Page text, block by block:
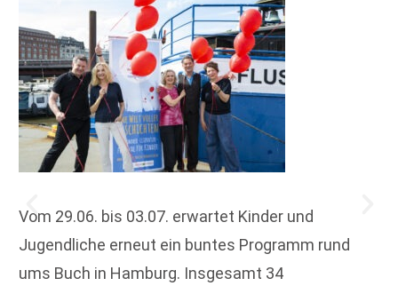
Vom 29.06. bis 03.07. erwartet Kinder und
Jugendliche erneut ein buntes Programm rund
ums Buch in Hamburg. Insgesamt 34